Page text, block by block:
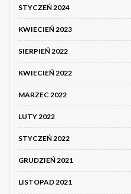
STYCZEŃ 2024
KWIECIEŃ 2023
SIERPIEŃ 2022
KWIECIEŃ 2022
MARZEC 2022
LUTY 2022
STYCZEŃ 2022
GRUDZIEŃ 2021
LISTOPAD 2021